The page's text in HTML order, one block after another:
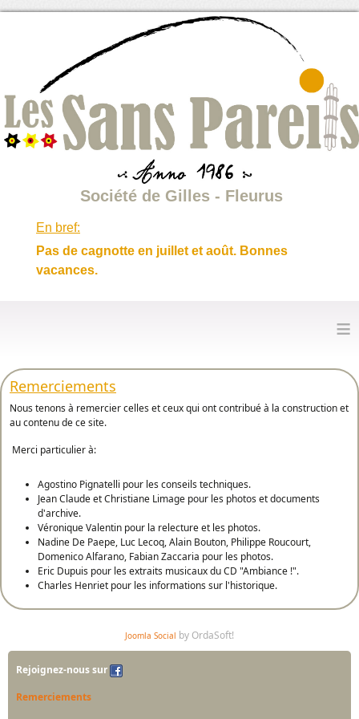
Société de Gilles - Fleurus
En bref:
Pas de cagnotte en juillet et août. Bonnes
vacances.
≡
Remerciements
Nous tenons à remercier celles et ceux qui ont contribué à la construction et
au contenu de ce site.
Merci particulier à:
Agostino Pignatelli pour les conseils techniques.
Jean Claude et Christiane Limage pour les photos et documents
d'archive.
Véronique Valentin pour la relecture et les photos.
Nadine De Paepe, Luc Lecoq, Alain Bouton, Philippe Roucourt,
Domenico Alfarano, Fabian Zaccaria pour les photos.
Eric Dupuis pour les extraits musicaux du CD "Ambiance !".
Charles Henriet pour les informations sur l'historique.
Joomla Social by OrdaSoft!
Rejoignez-nous sur
Remerciements